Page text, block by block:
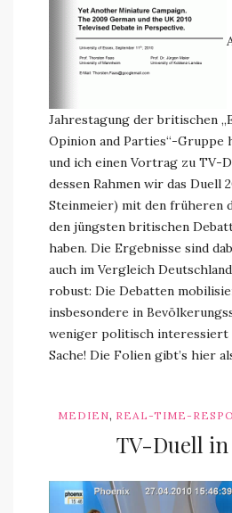
Jahrestagung der britischen
Opinion and Parties“-Gruppe
und ich einen Vortrag zu TV-
dessen Rahmen wir das Duell
Steinmeier) mit den früheren
den jüngsten britischen
haben. Die Ergebnisse sind
auch im Vergleich
robust: Die Debatten
insbesondere in
weniger politisch interessiert
Sache! Die Folien gibt’s hier
MEDIEN, REAL-TIME-
TV-Duell in